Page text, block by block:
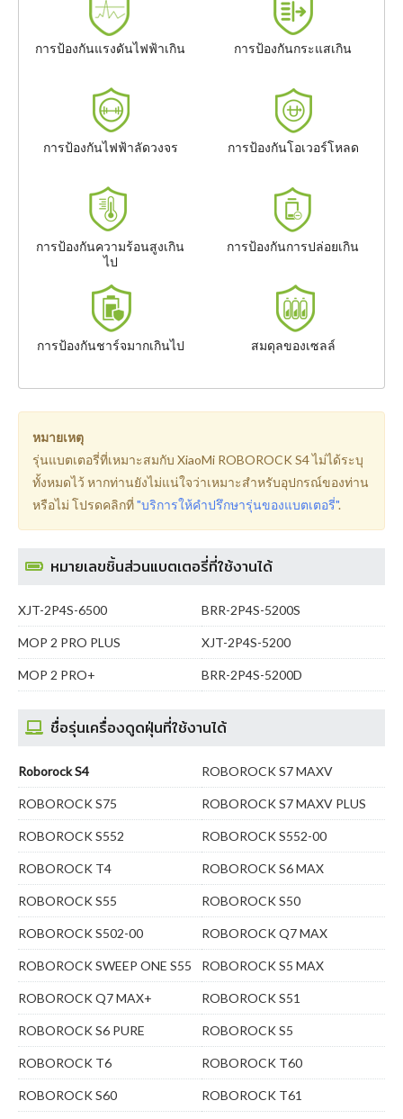
การป้องกันแรงดันไฟฟ้าเกิน การป้องกันกระแสเกิน
การป้องกันไฟฟ้าลัดวงจร การป้องกันโอเวอร์โหลด
การป้องกันความร้อนสูงเกิน
ไป
การป้องกันการปล่อยเกิน
การป้องกันชาร์จมากเกินไป สมดุลของเซลล์
หมายเหตุ
รุ่นแบตเตอรี่ที่เหมาะสมกับ XiaoMi ROBOROCK S4 ไม่ได้ระบุ
ทั้งหมดไว้ หากท่านยังไม่แน่ใจว่าเหมาะสำหรับอุปกรณ์ของท่าน
หรือไม่ โปรดคลิกที่"บริการให้คำปรึกษารุ่นของแบตเตอรี่".
หมายเลขชิ้นส่วนแบตเตอรี่ที่ใช้งานได้
XJT-2P4S-6500 BRR-2P4S-5200S
MOP 2 PRO PLUS XJT-2P4S-5200
MOP 2 PRO+ BRR-2P4S-5200D
ชื่อรุ่นเครื่องดูดฝุ่นที่ใช้งานได้
Roborock S4 ROBOROCK S7 MAXV
ROBOROCK S75 ROBOROCK S7 MAXV PLUS
ROBOROCK S552 ROBOROCK S552-00
ROBOROCK T4 ROBOROCK S6 MAX
ROBOROCK S55 ROBOROCK S50
ROBOROCK S502-00 ROBOROCK Q7 MAX
ROBOROCK SWEEP ONE S55 ROBOROCK S5 MAX
ROBOROCK Q7 MAX+ ROBOROCK S51
ROBOROCK S6 PURE ROBOROCK S5
ROBOROCK T6 ROBOROCK T60
ROBOROCK S60 ROBOROCK T61